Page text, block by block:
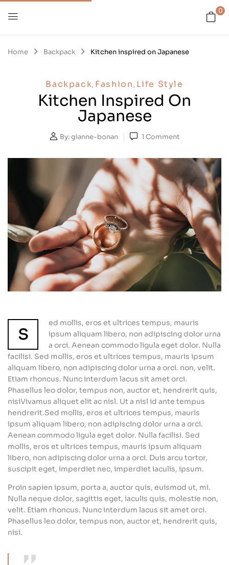
0
Home Backpack Kitchen inspired on Japanese
Backpack, Fashion , Life Style
Kitchen Inspired On
Japanese
By:gianne-bonan 1 Comment
s
ed mollis, eros et ultrices tempus, mauris
ipsum aliquam libero, non adipiscing dolor urna
a orci. Aenean commodo ligula eget dolor. Nulla
facilisi. Sed mollis, eros et ultrices tempus, mauris ipsum
aliquam libero, non adipiscing dolor urna a orci. non, velit.
Etiam rhoncus. Nunc interdum lacus sit amet orci.
Phasellus leo dolor, tempus non, auctor et, hendrerit quis,
nisiVivamus aliquet elit ac nisl. Ut a nisl id ante tempus
hendrerit.Sed mollis, eros et ultrices tempus, mauris
ipsum aliquam libero, non adipiscing dolor urna a orci.
Aenean commodo ligula eget dolor. Nulla facilisi. Sed
mollis, eros et ultrices tempus, mauris ipsum aliquam
libero, non adipiscing dolor urna a orci. Duis arcu tortor,
suscipit eget, imperdiet nec, imperdiet iaculis, ipsum.
Proin sapien ipsum, porta a, auctor quis, euismod ut, mi.
Nulla neque dolor, sagittis eget, iaculis quis, molestie non,
velit. Etiam rhoncus. Nunc interdum lacus sit amet orci.
Phasellus leo dolor, tempus non, auctor et, hendrerit quis,
nisi.